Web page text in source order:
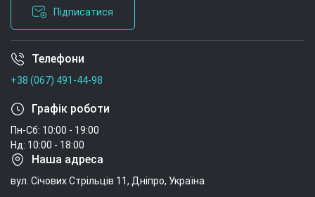
Підписатися
Умови угоди
Телефони
+38 (067) 491-44-98
Графік роботи
Пн-Сб: 10:00 - 19:00
Нд: 10:00 - 18:00
Наша адреса
вул. Січових Стрільців 11, Дніпро, Україна